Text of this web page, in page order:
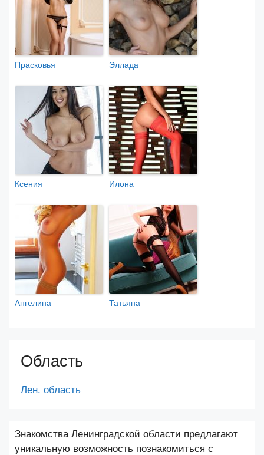
Прасковья Эллада
Ксения Илона
Ангелина Татьяна
Область
Лен. область
Знакомства Ленинградской области предлагают
уникальную возможность познакомиться с